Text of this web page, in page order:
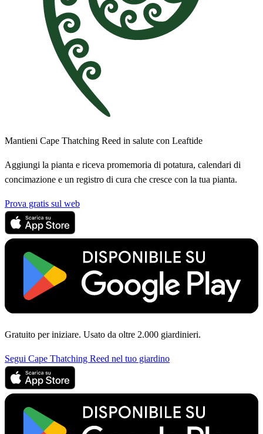
Mantieni Cape Thatching Reed in salute con Leaftide
Aggiungi la pianta e riceva promemoria di potatura, calendari di
concimazione e un registro di cura che cresce con la tua pianta.
Prova gratis sul web
Gratuito per iniziare. Usato da oltre 2.000 giardinieri.
Segui Cape Thatching Reed nel tuo giardino